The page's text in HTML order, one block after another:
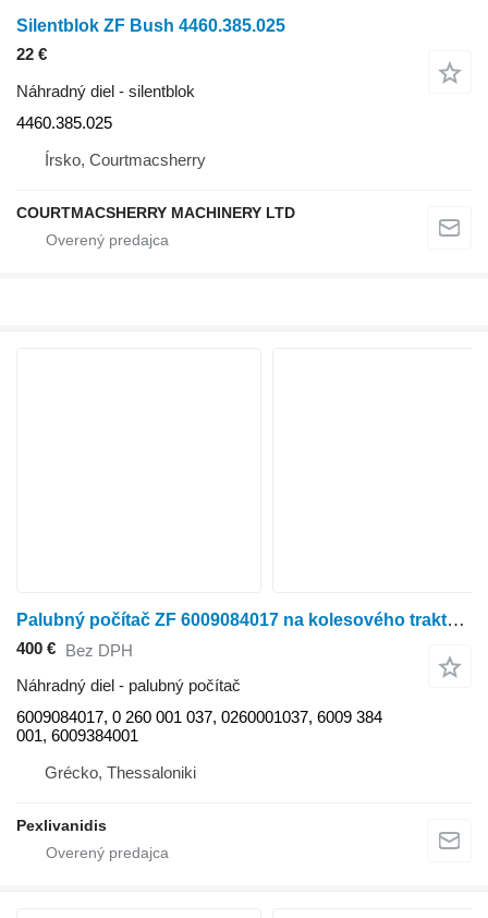
Silentblok ZF Bush 4460.385.025
22 €
Náhradný diel - silentblok
4460.385.025
Írsko, Courtmacsherry
COURTMACSHERRY MACHINERY LTD
Palubný počítač ZF 6009084017 na kolesového traktora
400 € Bez DPH
Náhradný diel - palubný počítač
6009084017, 0 260 001 037, 0260001037, 6009 384
001, 6009384001
Grécko, Thessaloniki
Pexlivanidis